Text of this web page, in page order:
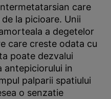
care
la picioare. Unii
a degetelor
care creste odata cu
poate dezvalui
antepiciorului in
palparii spatiului
o senzatie